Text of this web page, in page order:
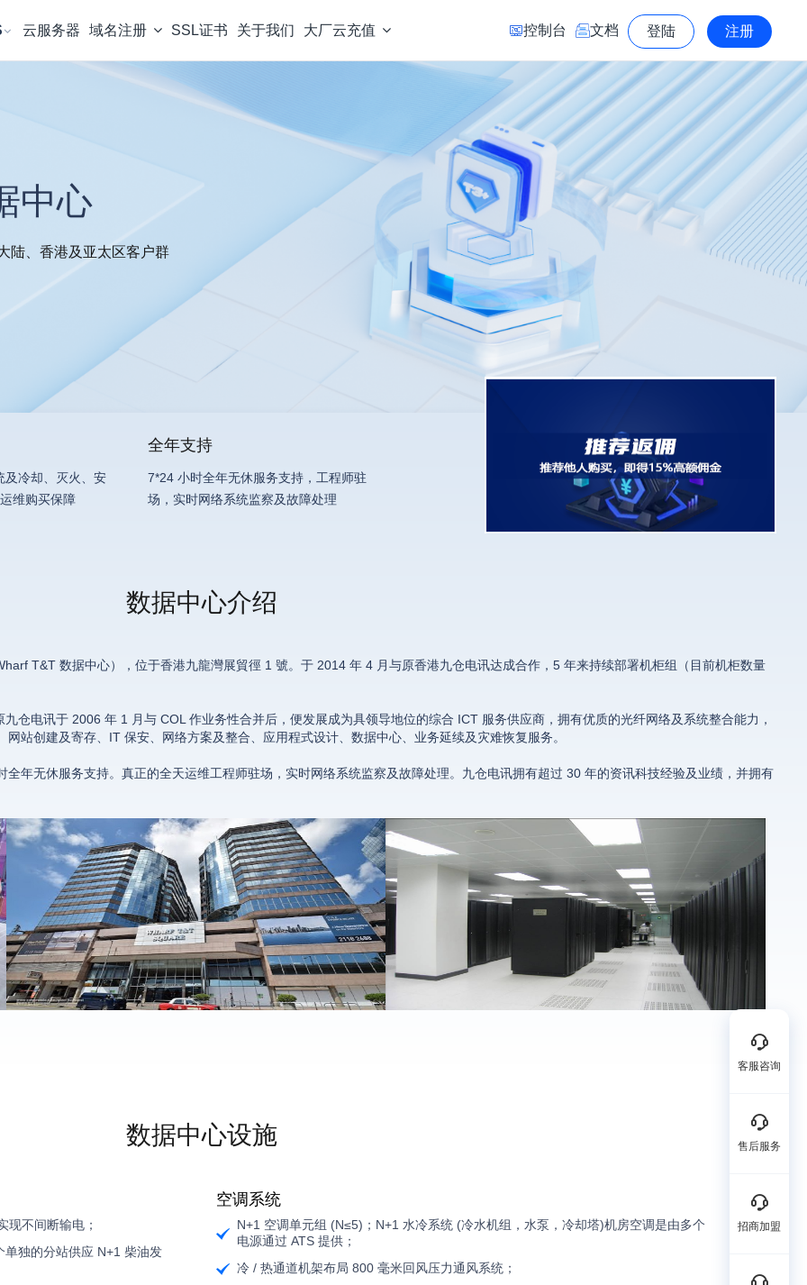
云服务器 域名注册 SSL证书 关于我们 大厂云充值 登陆 注册
文档
控制台
客服咨询
售后服务
招商加盟
中心
陆、香港及亚太区客户群
及冷却、灭火、安
维购买保障
全年支持
7*24 小时全年无休服务支持，工程师驻
场，实时网络系统监察及故障处理
数据中心介绍
T&T 数据中心），位于香港九龍灣展貿徑 1 號。于 2014 年 4 月与原香港九仓电讯达成合作，5 年来持续部署机柜组（目前机柜数量
仓电讯于 2006 年 1 月与 COL 作业务性合并后，便发展成为具领导地位的综合 ICT 服务供应商，拥有优质的光纤网络及系统整合能力，
站创建及寄存、IT 保安、网络方案及整合、应用程式设计、数据中心、业务延续及灾难恢复服务。
年无休服务支持。真正的全天运维工程师驻场，实时网络系统监察及故障处理。九仓电讯拥有超过 30 年的资讯科技经验及业绩，并拥有
数据中心设施
现不间断输电；
独的分站供应 N+1 柴油发
空调系统
N+1 空调单元组 (N≤5)；N+1 水冷系统 (冷水机组，水泵，冷却塔)机房空调是由多个
电源通过 ATS 提供；
冷 / 热通道机架布局 800 毫米回风压力通风系统；